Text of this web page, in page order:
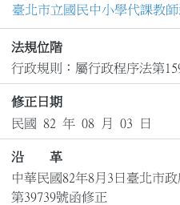
臺北市立國民中小學代課教
法規位階
行政規則：屬行政程序法第
修正日期
民國 82 年 08 月 03 日
沿 革
中華民國82年8月3日臺北市
第39739號函修正